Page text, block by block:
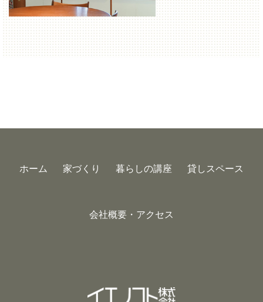
ホーム 家づくり 暮らしの講座 貸しスペース
会社概要・アクセス